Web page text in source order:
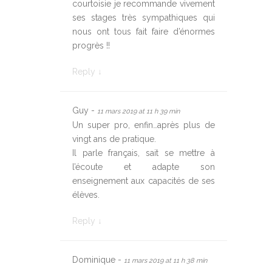
courtoisie je recommande vivement
ses stages très sympathiques qui
nous ont tous fait faire d’énormes
progrès !!
Reply ↓
Guy - 11 mars 2019 at 11 h 39 min
Un super pro, enfin…après plus de
vingt ans de pratique.
Il parle français, sait se mettre à
l’écoute et adapte son
enseignement aux capacités de ses
élèves.
Reply ↓
Dominique - 11 mars 2019 at 11 h 38 min